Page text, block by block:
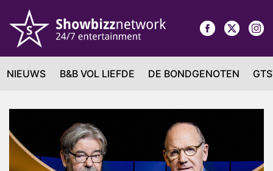
NIEUWS B&B VOL LIEFDE DE BONDGENOTEN